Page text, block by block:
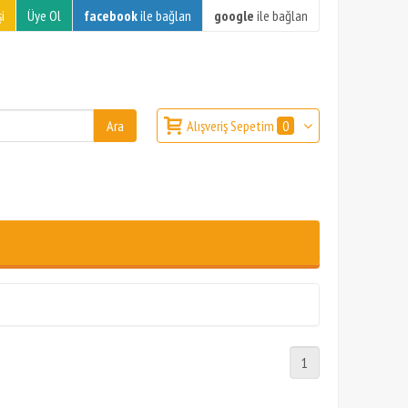
Üye Ol facebookile bağlan google ile bağlan
Alışveriş Sepetim 0
1